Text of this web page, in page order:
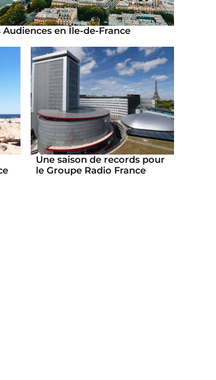
Audiences en Île-de-France
Une saison de records pour
le Groupe Radio France